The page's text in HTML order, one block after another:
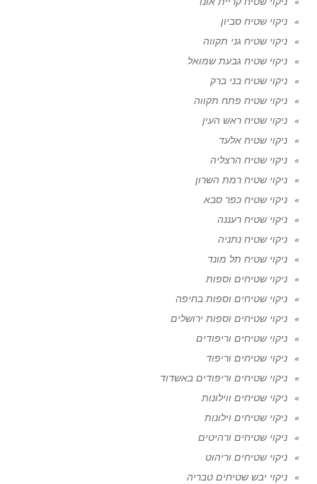
ניקוי שטיח סביון
ניקוי שטיח גני תקווה
ניקוי שטיח גבעת שמואל
ניקוי שטיח בני ברק
ניקוי שטיח פתח תקווה
ניקוי שטיח ראש העין
ניקוי שטיח אלעד
ניקוי שטיח הרצליה
ניקוי שטיח רמת השרון
ניקוי שטיח כפר סבא
ניקוי שטיח רעננה
ניקוי שטיח נתניה
ניקוי שטיח תל מונד
ניקוי שטיחים וספות
ניקוי שטיחים וספות בחיפה
ניקוי שטיחים וספות ירושלים
ניקוי שטיחים וריפודים
ניקוי שטיחים וריפוד
ניקוי שטיחים וריפודים באשדוד
ניקוי שטיחים ווילונות
ניקוי שטיחים וילונות
ניקוי שטיחים ורהיטים
ניקוי שטיחים וריהוט
ניקוי יבש שטיחים טבריה